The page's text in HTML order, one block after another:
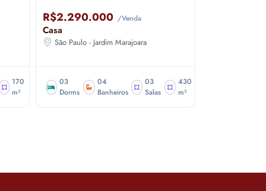
170
m²
R$2.290.000 /Venda
Casa
São Paulo - Jardim Marajoara
03
Dorms
04
Banheiros
03
Salas
430
m²